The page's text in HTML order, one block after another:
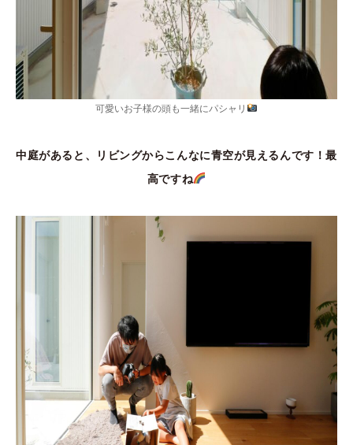
可愛いお子様の頭も一緒にパシャリ
中庭があると、リビングからこんなに青空が見えるんです！最
高ですね